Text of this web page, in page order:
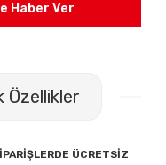
Haber Ver
Özellikler
ÜCRETSİZ